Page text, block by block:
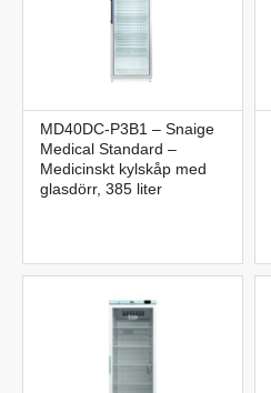
MD40DC-P3B1 – Snaige
Medical Standard –
Medicinskt kylskåp med
glasdörr, 385 liter